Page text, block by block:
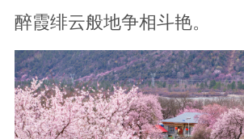
醉霞绯云般地争相斗艳。